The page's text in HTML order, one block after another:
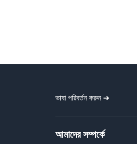
ভাষা পরিবর্তন করুন ➜
আমাদের সম্পর্কে